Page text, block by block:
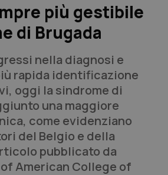
più gestibile
di Brugada
nella diagnosi e
rapida identificazione
oggi la sindrome di
una maggiore
come evidenziano
del Belgio e della
pubblicato da
American College of